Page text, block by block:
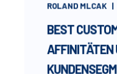
ROLAND MLCAK
BEST
AFFINITÄTEN